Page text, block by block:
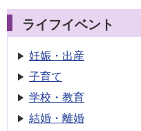
ライフイベント
妊娠・出産
子育て
学校・教育
結婚・離婚